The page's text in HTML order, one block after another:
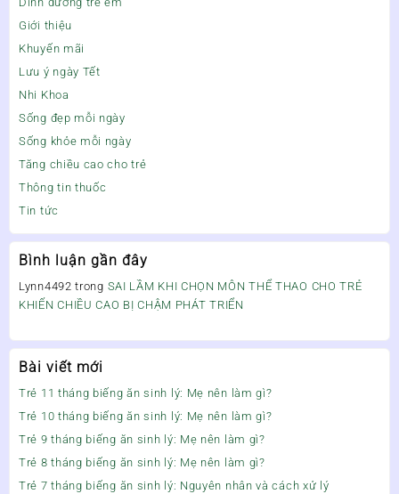
Giới thiệu
Khuyến mãi
Lưu ý ngày Tết
Nhi Khoa
Sống đẹp mỗi ngày
Sống khỏe mỗi ngày
Tăng chiều cao cho trẻ
Thông tin thuốc
Tin tức
Bình luận gần đây
Lynn4492 trong SAI LẦM KHI CHỌN MÔN THỂ THAO CHO TRẺ
KHIẾN CHIỀU CAO BỊ CHẬM PHÁT TRIỂN
Bài viết mới
Trẻ 11 tháng biếng ăn sinh lý: Mẹ nên làm gì?
Trẻ 10 tháng biếng ăn sinh lý: Mẹ nên làm gì?
Trẻ 9 tháng biếng ăn sinh lý: Mẹ nên làm gì?
Trẻ 8 tháng biếng ăn sinh lý: Mẹ nên làm gì?
Trẻ 7 tháng biếng ăn sinh lý: Nguyên nhân và cách xử lý